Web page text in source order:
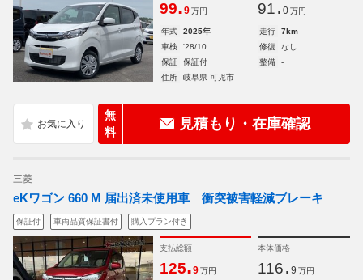
99.9 万円 91. 0 万円
年式 2025年 走行
7km
車検
'28/10 修復
なし
保証
保証付 整備
-
住所
岐阜県 可児市
無
料
見積もり・在庫確認
三菱
eKワゴン 660 M 届出済未使用車 衝突被害軽減ブレーキ
保証付 車両品質保証書付 購入プラン付き
支払総額
125.9 万円
本体価格
116. 9 万円